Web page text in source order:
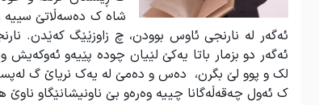
شا‌ه ک دەسەڵاتێ سییە
ئەگەر لە نارنجی ئاوس بوودن، چ زاوزێێگ کەێدن.
ئەگەر دو بزمار باتا یەکێ لێیان چودە پێیەو
لک و پوو لێ بگرن، دەس و دەمێ لە یەک نریاێ گ
ک ئەول چەقەڵەگانا چییە وەرەو بێ ناونیشانێگاو ناوێ